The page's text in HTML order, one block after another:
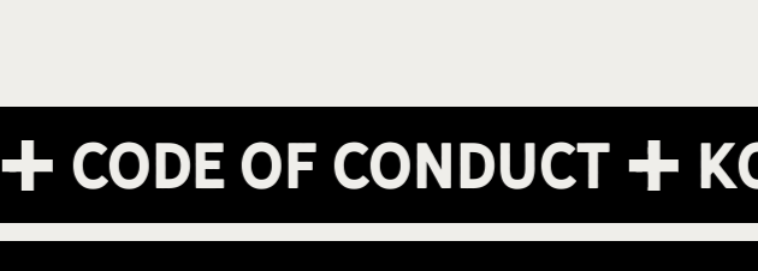
Code of Conduct